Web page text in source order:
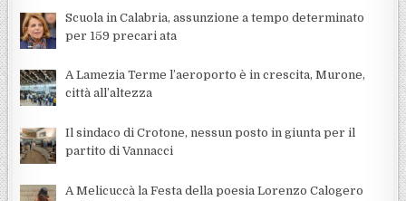
Scuola in Calabria, assunzione a tempo determinato
per 159 precari ata
A Lamezia Terme l’aeroporto è in crescita, Murone,
città all’altezza
Il sindaco di Crotone, nessun posto in giunta per il
partito di Vannacci
A Melicuccà la Festa della poesia Lorenzo Calogero